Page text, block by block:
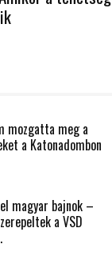
mozgatta meg a
a Katonadombon
magyar bajnok –
a VSD